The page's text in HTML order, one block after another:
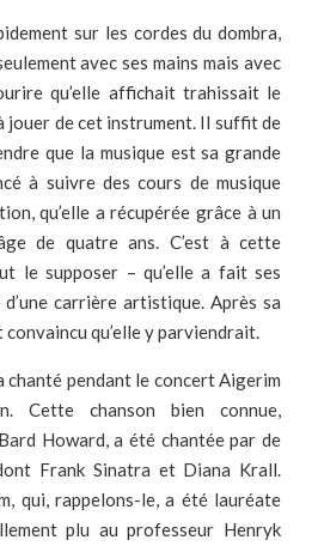
sur les cordes du dombra,
avec ses mains mais avec
qu’elle affichait trahissait le
jouer de cet instrument. Il suffit de
que la musique est sa grande
à suivre des cours de musique
qu’elle a récupérée grâce à un
de quatre ans. C’est à cette
le supposer – qu’elle a fait ses
carrière artistique. Après sa
qu’elle y parviendrait.
chanté pendant le concert Aigerim
Cette chanson bien connue,
Howard, a été chantée par de
Frank Sinatra et Diana Krall.
qui, rappelons-le, a été lauréate
plu au professeur Henryk